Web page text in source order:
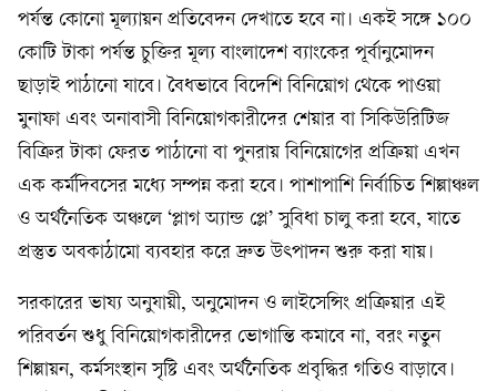
পর্যন্ত কোনো মূল্যায়ন প্রতিবেদন দেখাতে হবে না। একই সঙ্গে ১০০
কোটি টাকা পর্যন্ত চুক্তির মূল্য বাংলাদেশ ব্যাংকের পূর্বানুমোদন
ছাড়াই পাঠানো যাবে। বৈধভাবে বিদেশি বিনিয়োগ থেকে পাওয়া
মুনাফা এবং অনাবাসী বিনিয়োগকারীদের শেয়ার বা সিকিউরিটিজ
বিক্রির টাকা ফেরত পাঠানো বা পুনরায় বিনিয়োগের প্রক্রিয়া এখন
এক কর্মদিবসের মধ্যে সম্পন্ন করা হবে। পাশাপাশি নির্বাচিত শিল্পাঞ্চল
ও অর্থনৈতিক অঞ্চলে ‘প্লাগ অ্যান্ড প্লে’ সুবিধা চালু করা হবে, যাতে
প্রস্তুত অবকাঠামো ব্যবহার করে দ্রুত উৎপাদন শুরু করা যায়।
সরকারের ভাষ্য অনুযায়ী, অনুমোদন ও লাইসেন্সিং প্রক্রিয়ার এই
পরিবর্তন শুধু বিনিয়োগকারীদের ভোগান্তি কমাবে না, বরং নতুন
শিল্পায়ন, কর্মসংস্থান সৃষ্টি এবং অর্থনৈতিক প্রবৃদ্ধির গতিও বাড়াবে।